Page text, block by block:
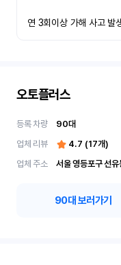
연 3회이상 가해 사고 발
오토플러스
등록 차량 90대
업체 리뷰
4.7 (17개)
업체 주소
90대 보러가기